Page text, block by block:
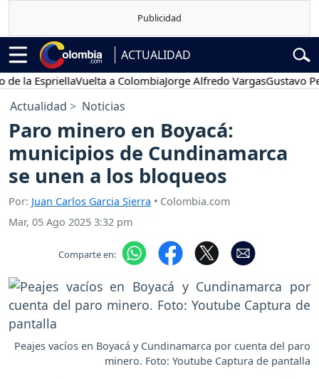
ACTUALIDAD
EspriellaVuelta a ColombiaJorge Alfredo VargasGustavo Petro
Actualidad Noticias
Paro minero en Boyacá:
municipios de Cundinamarca
se unen a los bloqueos
Por: Juan Carlos Garcia Sierra • Colombia.com
Mar, 05 Ago 2025 3:32 pm
Comparte en:
Peajes vacíos en Boyacá y Cundinamarca por cuenta del paro
minero. Foto: Youtube Captura de pantalla